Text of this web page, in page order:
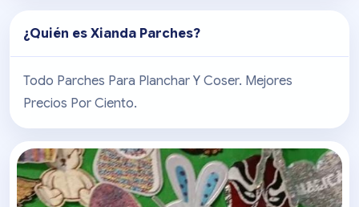
¿Quién es Xianda Parches?
Todo Parches Para Planchar Y Coser. Mejores
Precios Por Ciento.